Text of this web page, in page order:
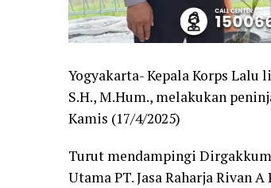
Yogyakarta- Kepala Korps Lalu
S.H., M.Hum., melakukan
Kamis (17/4/2025)
Turut mendampingi
Utama PT. Jasa Raharja Rivan